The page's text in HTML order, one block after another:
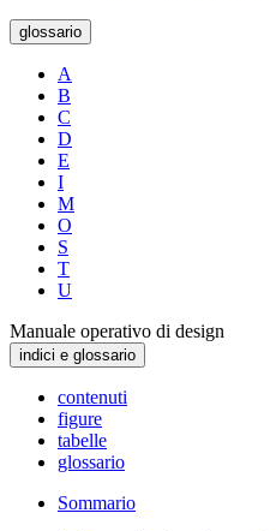
glossario
A
B
C
D
E
I
M
O
S
T
U
Manuale operativo di design
indici e glossario
contenuti
figure
tabelle
glossario
Sommario